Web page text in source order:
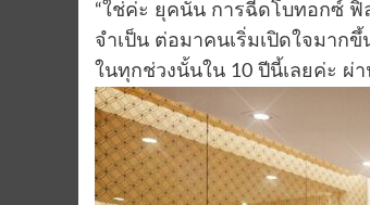
“ใช่ค่ะ ยุคนั้น การฉีดโบทอกซ์ ฟิ
จำเป็น ต่อมาคนเริ่มเปิดใจมาก
ในทุกช่วงนั้นใน 10 ปีนี้เลยค่ะ ผ่